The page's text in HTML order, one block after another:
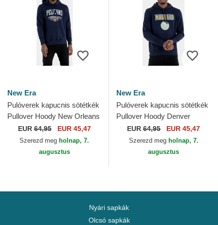
New Era
Pulóverek kapucnis sötétkék
Pullover Hoody New Orleans
Pelicans NBA New Era
EUR64,95 EUR 45,47
Szerezd meg holnap, 7.
augusztus
New Era
Pulóverek kapucnis sötétkék
Pullover Hoody Denver
Nuggets NBA New Era
EUR 64,95 EUR 45,47
Szerezd meg holnap, 7.
augusztus
Nyári sapkák
Olcsó sapkák